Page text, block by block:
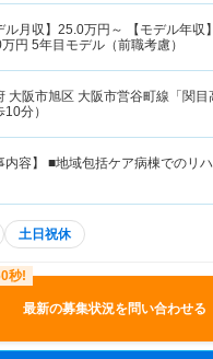
ル月収】 25.0万円～ 【モデル年収】
万円 5年目モデル（前職考慮）
大阪市旭区 大阪市営谷町線「関目
10分）
内容】 ■地域包括ケア病棟でのリ
土日祝休
最新の募集状況を問い合わせる